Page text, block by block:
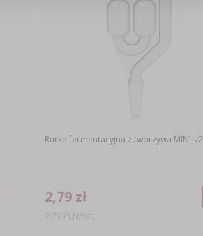
Rurka fermentacyjna z tworzywa MINI-v2
2,79 zł
2,79 PLN/szt.